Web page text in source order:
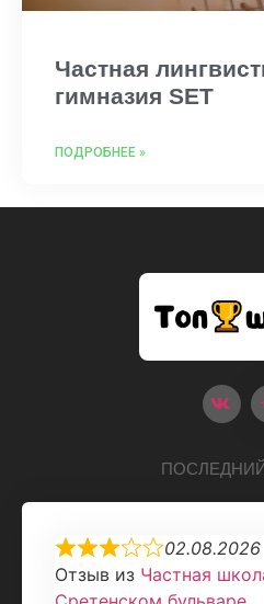
Частная
гимназия SET
ПОДРОБНЕЕ »
02.08.2026
Отзыв из Частная